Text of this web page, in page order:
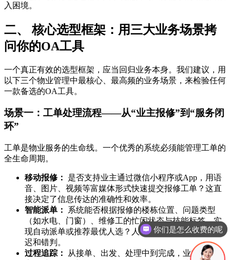
入困境。
二、 核心选型框架：用三大业务场景拷
问你的OA工具
一个真正有效的选型框架，应当回归业务本身。我们建议，用
以下三个物业管理中最核心、最高频的业务场景，来检验任何
一款备选的OA工具。
场景一：工单处理流程——从“业主报修”到“服务闭
环”
工单是物业服务的生命线。一个优秀的系统必须能管理工单的
全生命周期。
移动报修：
是否支持业主通过微信小程序或App，用语
音、图片、视频等富媒体形式快速提交报修工单？这直
接决定了信息传达的准确性和效率。
智能派单：
系统能否根据报修的楼栋位置、问题类型
（如水电、门窗）、维修工的忙闲状态与技能标签，实
现自动派单或推荐最优人选？人工派单永远无法避免延
迟和错判。
过程追踪：
从接单、出发、处理中到完成，业主、管
你们是怎么收费的呢
现在有优惠活动吗